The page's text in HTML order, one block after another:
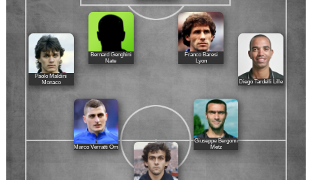
Paolo Maldini
Monaco
Bernard Genghini
Nate
Franco Baresi
Lyon
Diego Tardelli Lille
Marco Verratti Om
Giuseppe Bergomi
Metz